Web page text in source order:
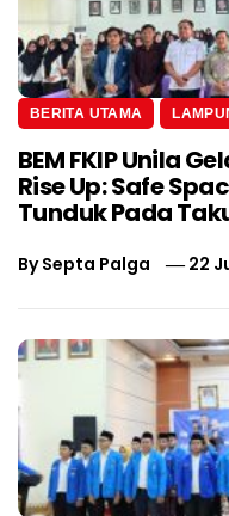
BERITA UTAMA
BEM FKIP Unila
Rise Up: Safe
Tunduk Pada
BySepta Palga 22